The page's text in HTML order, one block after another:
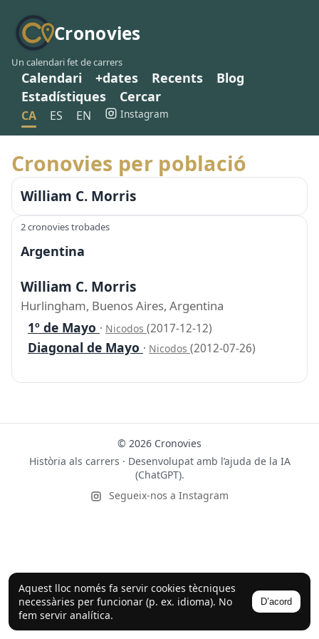
Cronovies
Un calendari fet de carrers
Calendari +dates Recents
Blog
Estadístiques
Cercar
CA ES EN Instagram
Aquest lloc només fa servir cookies tècniques
necessàries per funcionar (p. ex. idioma). No
fem servir analítica.
D’acord
Cronovies per població
William C. Morris
2 cronovies trobades
Argentina
William C. Morris
Hurlingham, Buenos Aires, Argentina
1º de Mayo · Nicodos (2017-12-12)
Diagonal de Mayo · Nicodos (2012-07-26)
© 2026 Cronovies
Història als carrers · Desenvolupat amb l’ajuda de la IA
(ChatGPT).
Segueix-nos a Instagram